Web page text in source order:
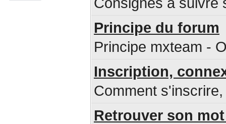
Principe du forum
Principe mxteam -
Inscription,
Comment
Retrouver son